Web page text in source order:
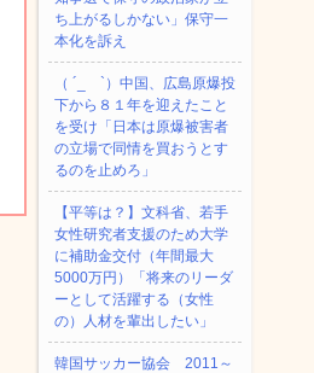
ち上がるしかない」保守一
本化を訴え
（ ´_ゝ`）中国、広島原爆投
下から８１年を迎えたこと
を受け「日本は原爆被害者
の立場で同情を買おうとす
るのを止めろ」
【平等は？】文科省、若手
女性研究者支援のため大学
に補助金交付（年間最大
5000万円）「将来のリーダ
ーとして活躍する（女性
の）人材を輩出したい」
韓国サッカー協会 2011～